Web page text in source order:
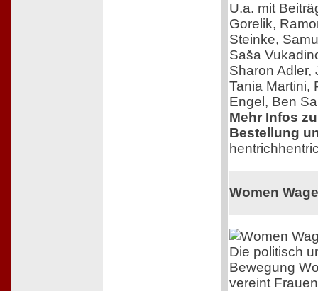
U.a. mit
Gorelik,
Steinke,
Saša
Sharon Adler,
Tania Martini,
Engel, Ben
Mehr Infos
Bestellung
Women
Die politisch
Bewegung
vereint